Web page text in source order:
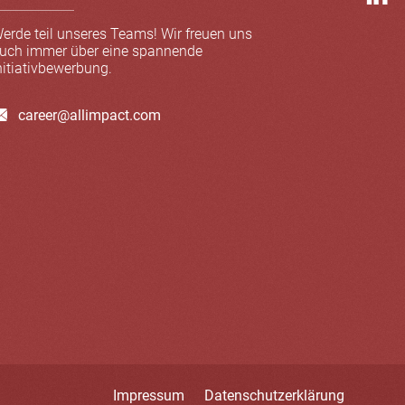
teil unseres Teams! Wir freuen uns
immer über eine spannende
career@allimpact.com
Impressum Datenschutzerklärung